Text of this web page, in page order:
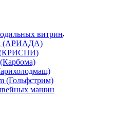
витрин
(АРИАДА)
(КРИСПИ)
(Гольфстрим)
машин